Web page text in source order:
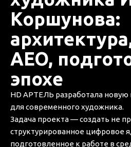
Коршунова:
AEO,
эпохе
HD АРТЕЛЬ разработала
для современного художника.
Задача проекта — создать не
структурированное цифровое
подготовленное к работе в